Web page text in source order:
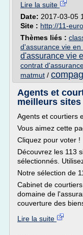
Lire la suite
Date: 2017-03-05
Site : http://11-
Thèmes liés :
d'assurance vie en
d'assurance vie
contrat
matmut /
Agents et
meilleurs sites
Agents et courtiers
Vous aimez cette
Cliquez pour voter !
Découvrez les 113
sélectionnés.
Notre sélection de
Cabinet de
domaine de
couverture des
Lire la suite